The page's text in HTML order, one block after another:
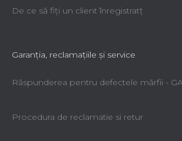
De ce să fiţi un client înregistratţ
Garanţia, reclamaţiile şi service
Răspunderea pentru defectele mărfii -
Procedura de reclamatie si retur